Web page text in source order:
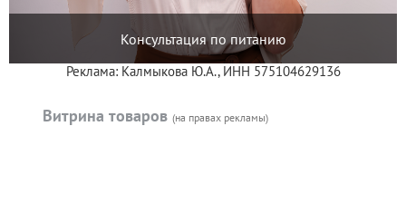
Консультация по питанию
Реклама: Калмыкова Ю.А., ИНН 575104629136
Витрина товаров (на правах рекламы)